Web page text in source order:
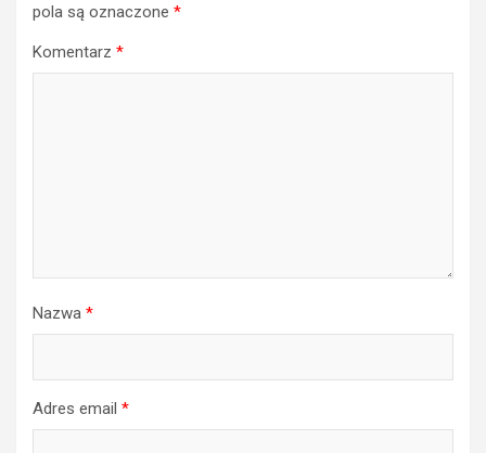
pola są oznaczone *
Komentarz *
Nazwa *
Adres email *